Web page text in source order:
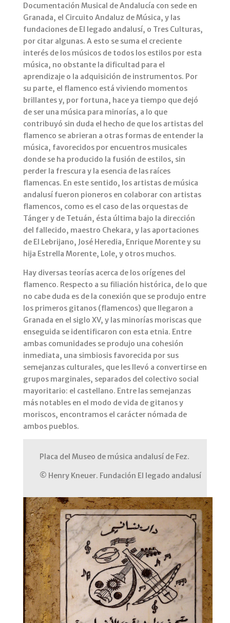
Documentación Musical de Andalucía con sede en
Granada, el Circuito Andaluz de Música, y las
fundaciones de El legado andalusí, o Tres Culturas,
por citar algunas. A esto se suma el creciente
interés de los músicos de todos los estilos por esta
música, no obstante la dificultad para el
aprendizaje o la adquisición de instrumentos. Por
su parte, el flamenco está viviendo momentos
brillantes y, por fortuna, hace ya tiempo que dejó
de ser una música para minorías, a lo que
contribuyó sin duda el hecho de que los artistas del
flamenco se abrieran a otras formas de entender la
música, favorecidos por encuentros musicales
donde se ha producido la fusión de estilos, sin
perder la frescura y la esencia de las raíces
flamencas. En este sentido, los artistas de música
andalusí fueron pioneros en colaborar con artistas
flamencos, como es el caso de las orquestas de
Tánger y de Tetuán, ésta última bajo la dirección
del fallecido, maestro Chekara, y las aportaciones
de El Lebrijano, José Heredia, Enrique Morente y su
hija Estrella Morente, Lole, y otros muchos.
Hay diversas teorías acerca de los orígenes del
flamenco. Respecto a su filiación histórica, de lo que
no cabe duda es de la conexión que se produjo entre
los primeros gitanos (flamencos) que llegaron a
Granada en el siglo XV, y las minorías moriscas que
enseguida se identificaron con esta etnia. Entre
ambas comunidades se produjo una cohesión
inmediata, una simbiosis favorecida por sus
semejanzas culturales, que les llevó a convertirse en
grupos marginales, separados del colectivo social
mayoritario: el castellano. Entre las semejanzas
más notables en el modo de vida de gitanos y
moriscos, encontramos el carácter nómada de
ambos pueblos.
Placa del Museo de música andalusí de Fez.
© Henry Kneuer. Fundación El legado andalusí